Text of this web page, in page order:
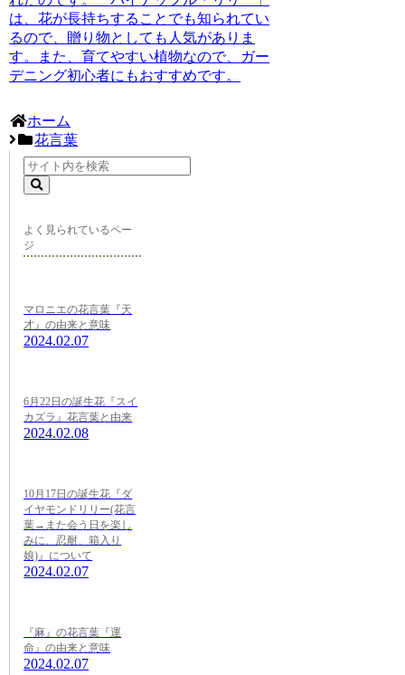
は、花が長持ちすることでも知られてい
るので、贈り物としても人気がありま
す。また、育てやすい植物なので、ガー
デニング初心者にもおすすめです。
ホーム
花言葉
よく見られているペー
ジ
マロニエの花言葉『天
才』の由来と意味
2024.02.07
6月22日の誕生花『スイ
カズラ』花言葉と由来
2024.02.08
10月17日の誕生花『ダ
イヤモンドリリー(花言
葉→また会う日を楽し
みに、忍耐、箱入り
娘)』について
2024.02.07
『麻』の花言葉『運
命』の由来と意味
2024.02.07